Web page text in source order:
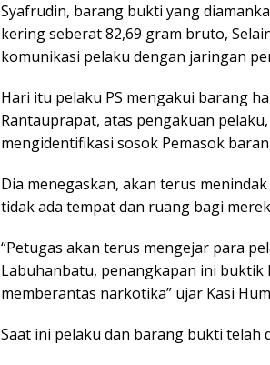
Syafrudin, barang bukti yang
kering seberat 82,69 gram bruto,
komunikasi pelaku dengan jaringan
Hari itu pelaku PS mengakui barang
Rantauprapat, atas pengakuan
mengidentifikasi sosok Pemasok
Dia menegaskan, akan terus
tidak ada tempat dan ruang bagi
“Petugas akan terus mengejar para
Labuhanbatu, penangkapan ini
memberantas narkotika” ujar Kasi
Saat ini pelaku dan barang bukti